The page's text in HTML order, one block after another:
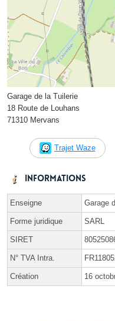
Garage de la Tuilerie
18 Route de Louhans
71310 Mervans
Trajet Waze
Informations
Enseigne Garage
Forme juridique SARL
SIRET
N° TVA Intra.
Création 16